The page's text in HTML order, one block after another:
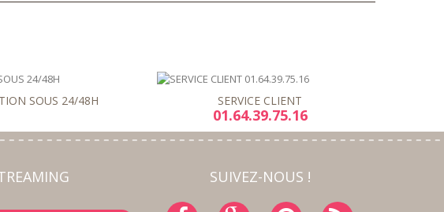
SOUS 24/48H SERVICE CLIENT
01.64.39.75.16
SUIVEZ-NOUS !